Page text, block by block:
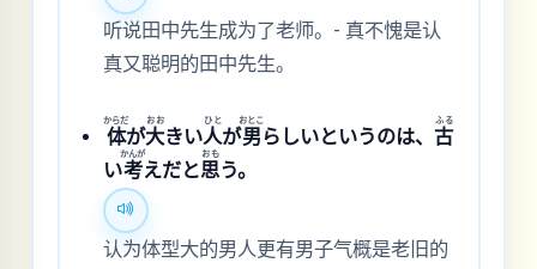
听说田中先生成为了老师。- 真不愧是认
真又聪明的田中先生。
体
からだ
が大
おお
きい人
ひと
が男
おとこ
らしいというのは、古
ふる
い考
かんが
えだと思
おも
う。
认为体型大的男人更有男子气概是老旧的